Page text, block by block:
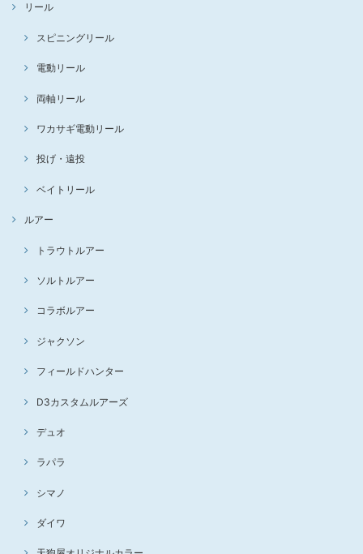
リール
スピニングリール
電動リール
両軸リール
ワカサギ電動リール
投げ・遠投
ベイトリール
ルアー
トラウトルアー
ソルトルアー
コラボルアー
ジャクソン
フィールドハンター
D3カスタムルアーズ
デュオ
ラパラ
シマノ
ダイワ